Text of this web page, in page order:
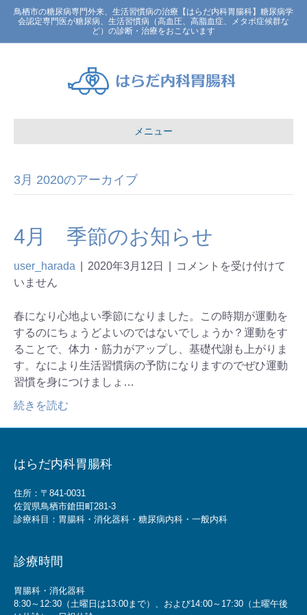
鳥栖市の糖尿病専門外来、生活習慣病の治療【はらだ内科胃腸科】糖尿病学
会認定専門医が糖尿病、生活習慣病（高血圧、高脂血症、メタボ症候群な
ど）の診断・治療をおこないます
メニュー
3月 2020のアーカイブ
4月 季節のお知らせ
user_harada 2020年3月12日
コメントを受け付けて
いません
春になり心地よい季節になりました。この時期が運動を
するのにちょうどよいのではないでしょうか？運動をす
ることで、体力・筋力がアップし、基礎代謝も上がりま
す。なにより生活習慣病の予防になりますのでぜひ運動
習慣を身につけましょ…
続きを読む
はらだ内科胃腸科
住所：〒841-0031
佐賀県鳥栖市鎗田町281-3
診療科目：胃腸科・消化器科・糖尿病内科・一般内科
診療時間
胃腸科・消化器科
8:30～12:30（土曜日は13:00まで）、および14:00～17:30（土曜午後